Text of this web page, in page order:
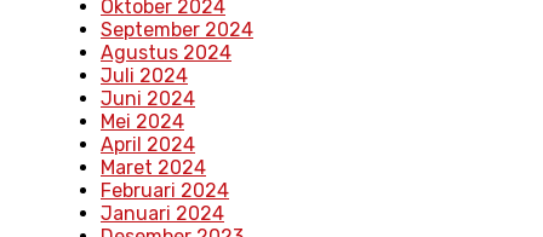
Oktober 2024
September 2024
Agustus 2024
Juli 2024
Juni 2024
Mei 2024
April 2024
Maret 2024
Februari 2024
Januari 2024